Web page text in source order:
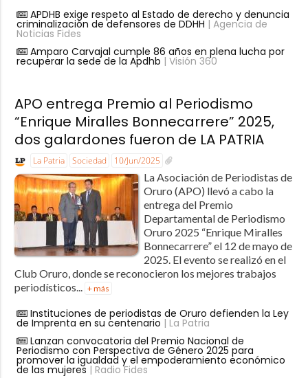
APDHB exige respeto al Estado de derecho y denuncia
criminalización de defensores de DDHH | Agencia de
Noticias Fides
Amparo Carvajal cumple 86 años en plena lucha por
recuperar la sede de la Apdhb | Visión 360
APO entrega Premio al Periodismo
“Enrique Miralles Bonnecarrere” 2025,
dos galardones fueron de LA PATRIA
La Patria Sociedad 10/Jun/2025
La Asociación de Periodistas de
Oruro (APO) llevó a cabo la
entrega del Premio
Departamental de Periodismo
Oruro 2025 “Enrique Miralles
Bonnecarrere” el 12 de mayo de
2025. El evento se realizó en el
Club Oruro, donde se reconocieron los mejores trabajos
periodísticos... + más
Instituciones de periodistas de Oruro defienden la Ley
de Imprenta en su centenario | La Patria
Lanzan convocatoria del Premio Nacional de
Periodismo con Perspectiva de Género 2025 para
promover la igualdad y el empoderamiento económico
de las mujeres | Radio Fides